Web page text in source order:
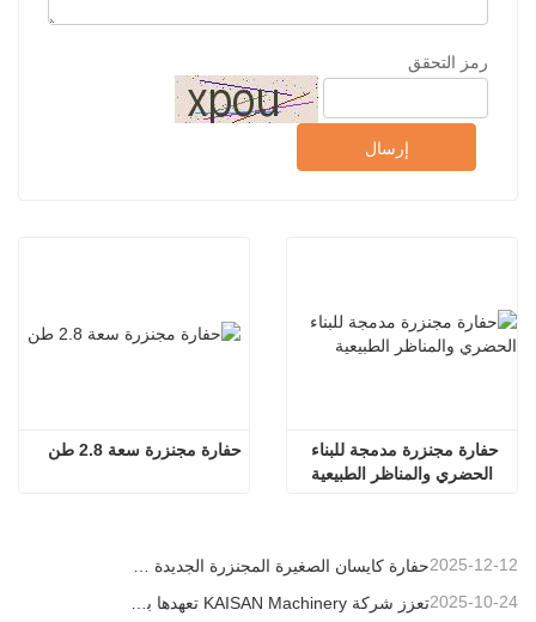
رمز التحقق
إرسال
حفارة مجنزرة سعة 2.8 طن
الحضري والمناظر الطبيعية
2025-12-12
تعزز شركة KAISAN Machinery تعهدها بالدعم العالمي من خلال مهمة فنية استباقية في 2025-10-24